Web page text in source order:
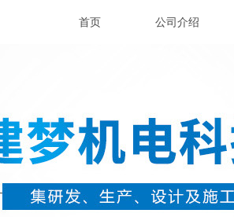
首页 公司介绍